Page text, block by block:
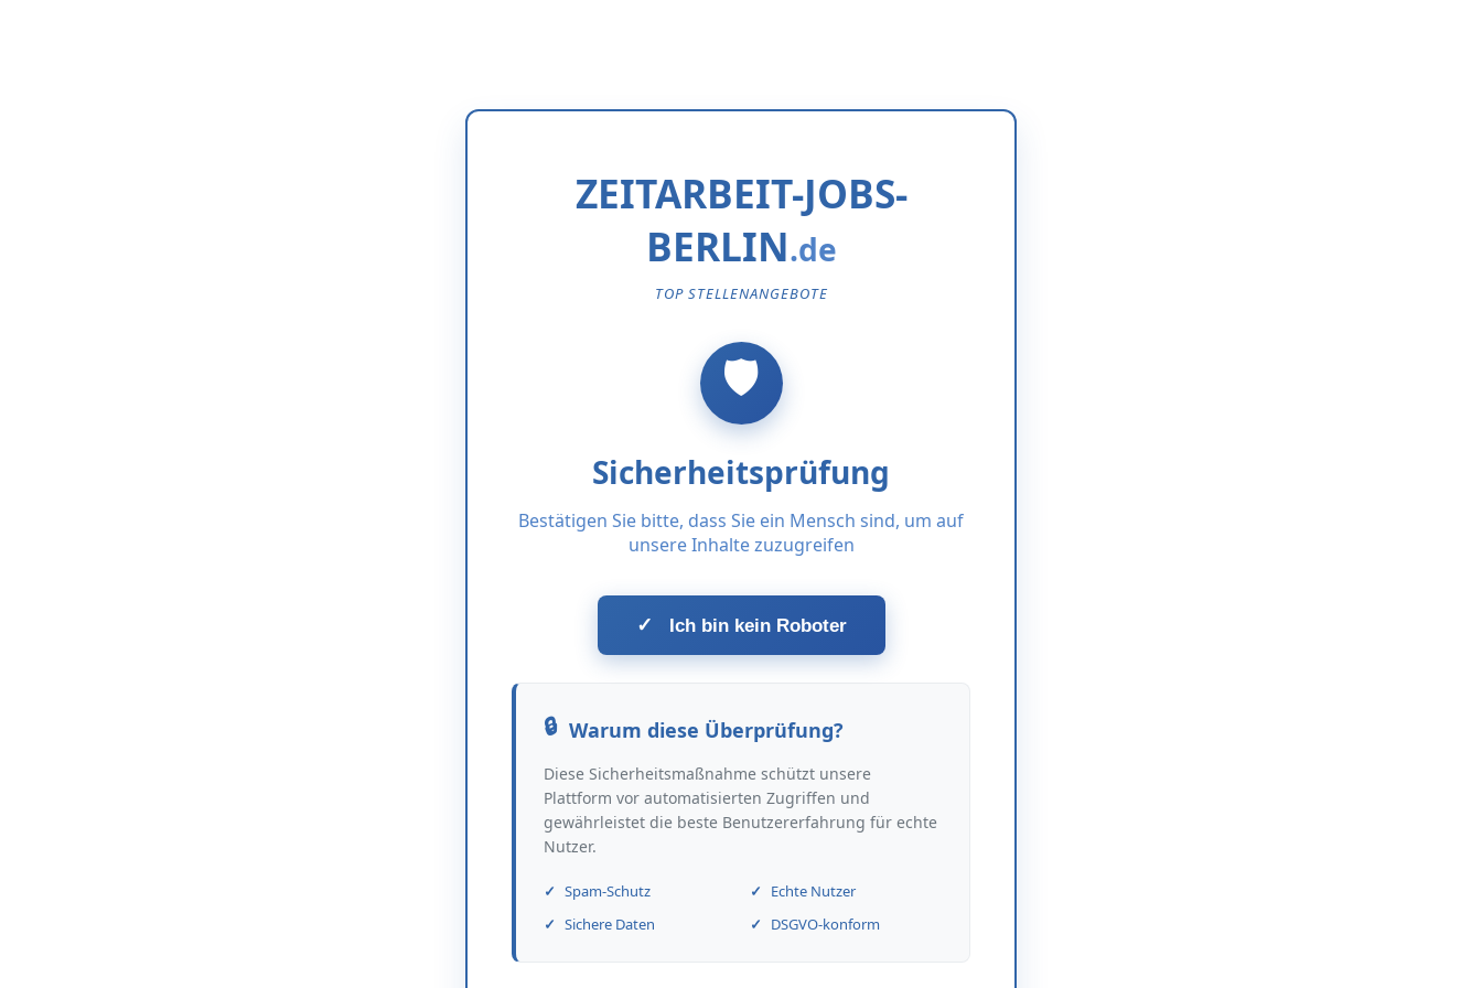
ZEITARBEIT-JOBS-
BERLIN
TOP STELLENANGEBOTE
Sicherheitsprüfung
Bestätigen Sie bitte, dass Sie ein Mensch sind, um auf
unsere Inhalte zuzugreifen
✓ Ich bin kein Roboter
Warum diese Überprüfung?
Diese Sicherheitsmaßnahme schützt unsere
Plattform vor automatisierten Zugriffen und
gewährleistet die beste Benutzererfahrung für echte
Nutzer.
Spam-Schutz
Echte Nutzer
Sichere Daten
DSGVO-konform